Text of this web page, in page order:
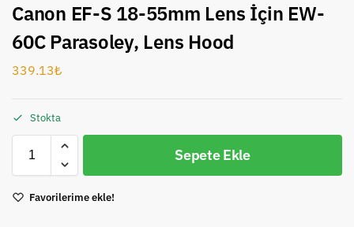
Canon EF-S 18-55mm Lens İçin EW-
60C Parasoley, Lens Hood
339.13₺
Stokta
Sepete Ekle
Favorilerime ekle!